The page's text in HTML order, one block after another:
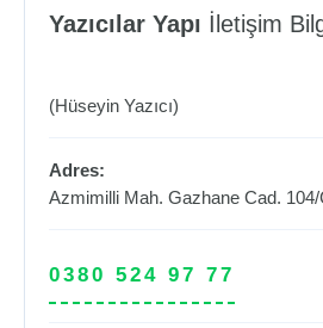
Yazıcılar Yapı İletişim
(Hüseyin Yazıcı)
Adres:
Azmimilli Mah. Gazhane Cad.
0380 524 97 77